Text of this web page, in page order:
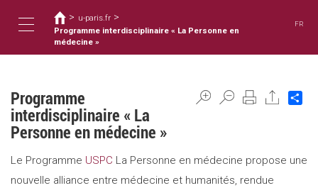
容
Toggle
navigation
您
在
這
裡
> u-paris.fr >
Programme interdisciplinaire « La Personne en
médecine »
FR
Programme
interdisciplinaire « La
Personne en médecine »
Le Programme USPC La Personne en médecine propose une
nouvelle alliance entre médecine et humanités, rendue